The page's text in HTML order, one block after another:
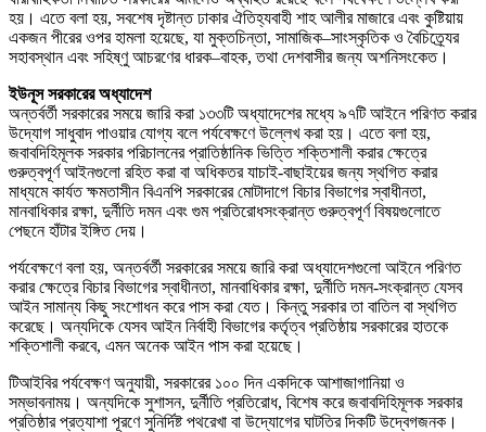
হয়। এতে বলা হয়, সবশেষ দৃষ্টান্ত ঢাকার ঐতিহ্যবাহী শাহ আলীর মাজারে এবং কুষ্টিয়ায়
একজন পীরের ওপর হামলা হয়েছে, যা মুক্তচিন্তা, সামাজিক–সাংস্কৃতিক ও বৈচিত্র্যের
সহাবস্থান এবং সহিষ্ণু আচরণের ধারক–বাহক, তথা দেশবাসীর জন্য অশনিসংকেত।
ইউনূস সরকারের অধ্যাদেশ
অন্তর্বর্তী সরকারের সময়ে জারি করা ১৩৩টি অধ্যাদেশের মধ্যে ৯৭টি আইনে পরিণত করার
উদ্যোগ সাধুবাদ পাওয়ার যোগ্য বলে পর্যবেক্ষণে উল্লেখ করা হয়। এতে বলা হয়,
জবাবদিহিমূলক সরকার পরিচালনের প্রাতিষ্ঠানিক ভিত্তি শক্তিশালী করার ক্ষেত্রে
গুরুত্বপূর্ণ আইনগুলো রহিত করা বা অধিকতর যাচাই-বাছাইয়ের জন্য স্থগিত করার
মাধ্যমে কার্যত ক্ষমতাসীন বিএনপি সরকারের মোটাদাগে বিচার বিভাগের স্বাধীনতা,
মানবাধিকার রক্ষা, দুর্নীতি দমন এবং গুম প্রতিরোধসংক্রান্ত গুরুত্বপূর্ণ বিষয়গুলোতে
পেছনে হাঁটার ইঙ্গিত দেয়।
পর্যবেক্ষণে বলা হয়, অন্তর্বর্তী সরকারের সময়ে জারি করা অধ্যাদেশগুলো আইনে পরিণত
করার ক্ষেত্রে বিচার বিভাগের স্বাধীনতা, মানবাধিকার রক্ষা, দুর্নীতি দমন-সংক্রান্ত যেসব
আইন সামান্য কিছু সংশোধন করে পাস করা যেত। কিন্তু সরকার তা বাতিল বা স্থগিত
করেছে। অন্যদিকে যেসব আইন নির্বাহী বিভাগের কর্তৃত্ব প্রতিষ্ঠায় সরকারের হাতকে
শক্তিশালী করবে, এমন অনেক আইন পাস করা হয়েছে।
টিআইবির পর্যবেক্ষণ অনুযায়ী, সরকারের ১০০ দিন একদিকে আশাজাগানিয়া ও
সম্ভাবনাময়। অন্যদিকে সুশাসন, দুর্নীতি প্রতিরোধ, বিশেষ করে জবাবদিহিমূলক সরকার
প্রতিষ্ঠার প্রত্যাশা পূরণে সুনির্দিষ্ট পথরেখা বা উদ্যোগের ঘাটতির দিকটি উদ্বেগজনক।